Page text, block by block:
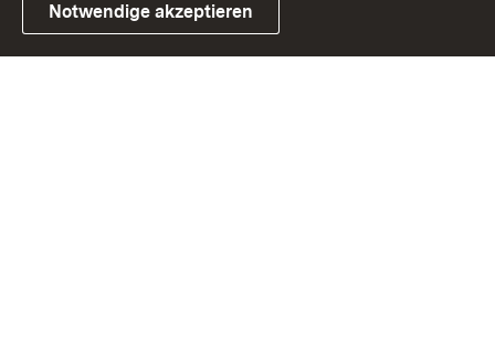
Link zum Landesportal
Notwendige akzeptieren